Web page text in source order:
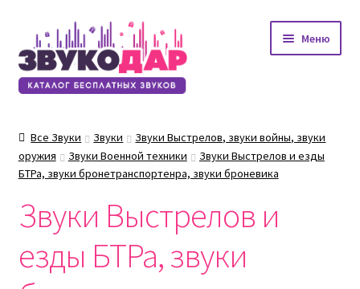
Перейти
к
навигации
Перейти
к
содержимому
Меню
Все Звуки Звуки
Звуки Выстрелов, звуки войны, звуки
оружия
Звуки Военной техники
Звуки Выстрелов и езды
БТРа, звуки бронетранспортенра, звуки броневика
Звуки Выстрелов и
езды БТРа, звуки